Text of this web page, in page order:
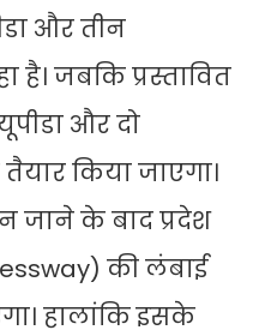
और तीन
जबकि प्रस्तावित
और दो
किया जाएगा।
जाने के बाद प्रदेश
की लंबाई
हालांकि इसके